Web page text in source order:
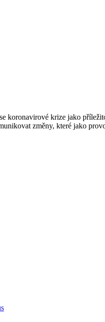
koronavirové krize jako
změny, které jako